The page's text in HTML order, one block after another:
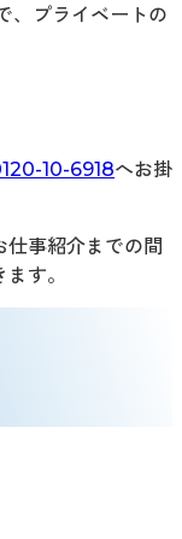
、プライベートの
10-6918へお掛
事紹介までの間
す。